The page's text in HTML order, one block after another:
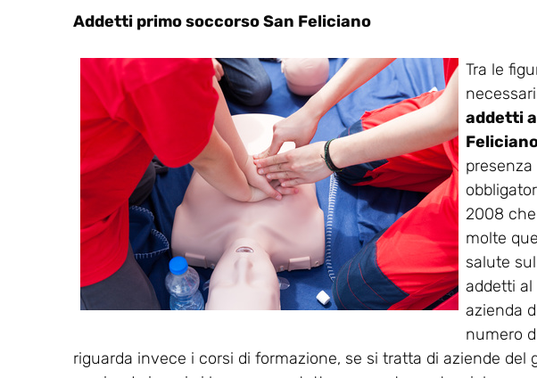
Addetti primo soccorso San Feliciano
Tra le
addetti
2008
molte
salute
addetti
azienda
numero
riguarda invece i corsi di formazione, se si tratta di aziende del